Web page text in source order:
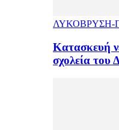
ΛΥΚΟΒΡΥΣΗ-
Κατασκευή
σχολεία